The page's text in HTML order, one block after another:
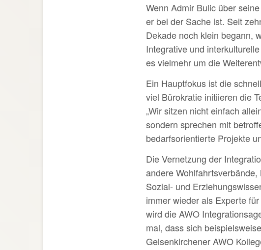
Wenn Admir Bulic über
er bei der Sache ist. Seit
Dekade noch klein begann,
Integrative und
es vielmehr um die
Ein Hauptfokus ist die
viel Bürokratie initiieren die
„Wir sitzen nicht einfach
sondern sprechen mit
bedarfsorientierte Projekte
Die Vernetzung der
andere
Sozial- und
immer wieder als Experte
wird die AWO
mal, dass sich
Gelsenkirchener AWO